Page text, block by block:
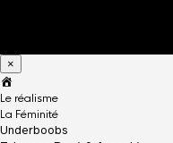
×
c
c
u
e
Le réalisme
La Féminité
Underboobs